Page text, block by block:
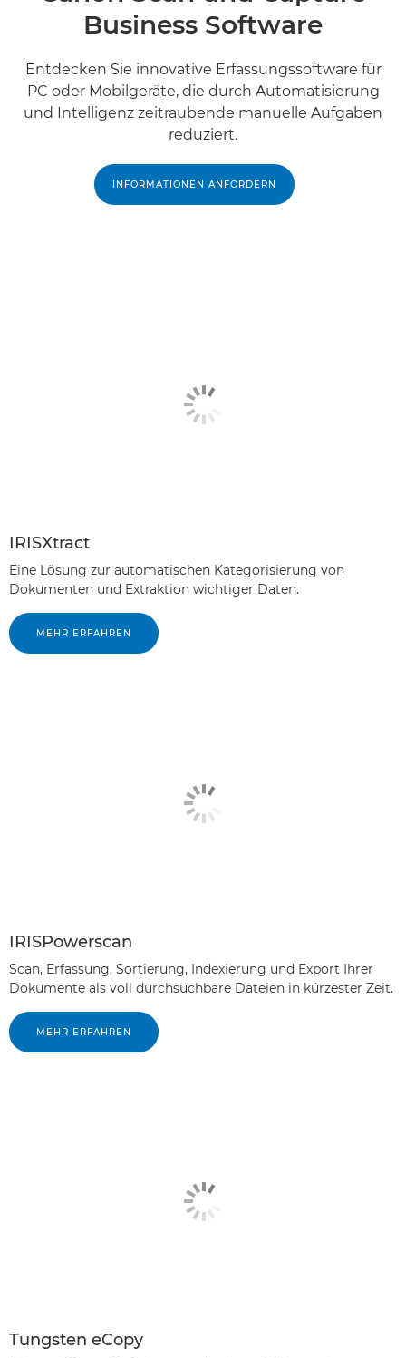
Business Software
Entdecken Sie innovative Erfassungssoftware für
PC oder Mobilgeräte, die durch Automatisierung
und Intelligenz zeitraubende manuelle Aufgaben
reduziert.
INFORMATIONEN ANFORDERN
IRISXtract
Eine Lösung zur automatischen Kategorisierung von
Dokumenten und Extraktion wichtiger Daten.
MEHR ERFAHREN
IRISPowerscan
Scan, Erfassung, Sortierung, Indexierung und Export Ihrer
Dokumente als voll durchsuchbare Dateien in kürzester Zeit.
MEHR ERFAHREN
Tungsten eCopy